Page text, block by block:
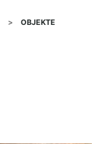
> OBJEKTE